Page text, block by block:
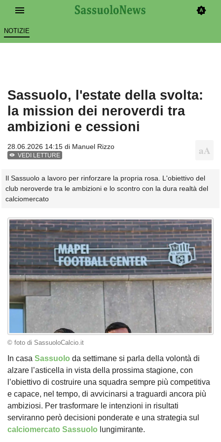
NOTIZIE
Sassuolo, l'estate della svolta:
la mission dei neroverdi tra
ambizioni e cessioni
28.06.2026 14:15 di Manuel Rizzo
VEDI LETTURE
Il Sassuolo a lavoro per rinforzare la propria rosa. L'obiettivo del
club neroverde tra le ambizioni e lo scontro con la dura realtà del
calciomercato
© foto di SassuoloCalcio.it
In casa Sassuolo da settimane si parla della volontà di
alzare l’asticella in vista della prossima stagione, con
l’obiettivo di costruire una squadra sempre più competitiva
e capace, nel tempo, di avvicinarsi a traguardi ancora più
ambiziosi. Per trasformare le intenzioni in risultati
serviranno però decisioni ponderate e una strategia sul
calciomercato Sassuolo lungimirante.